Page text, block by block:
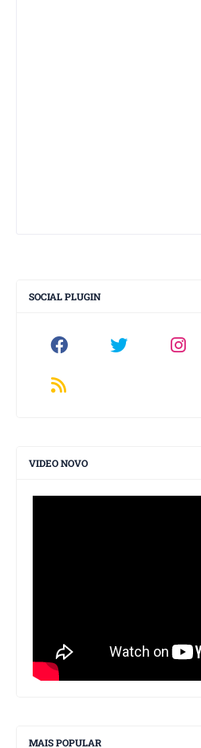
SOCIAL PLUGIN
VIDEO NOVO
MAIS POPULAR